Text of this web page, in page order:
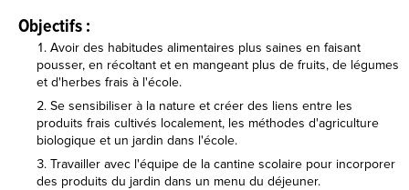
Objectifs :
Avoir des habitudes alimentaires plus saines en faisant
pousser, en récoltant et en mangeant plus de fruits, de légumes
et d'herbes frais à l'école.
Se sensibiliser à la nature et créer des liens entre les
produits frais cultivés localement, les méthodes d'agriculture
biologique et un jardin dans l'école.
Travailler avec l'équipe de la cantine scolaire pour incorporer
des produits du jardin dans un menu du déjeuner.